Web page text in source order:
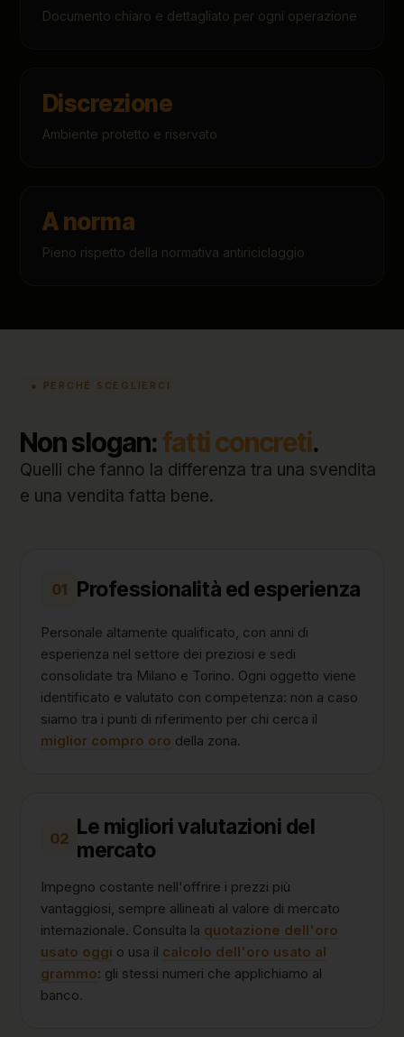
Documento chiaro e dettagliato per ogni operazione
Discrezione
Ambiente protetto e riservato
A norma
Pieno rispetto della normativa antiriciclaggio
● PERCHÉ SCEGLIERCI
Non slogan:fatti concreti.
Quelli che fanno la differenza tra una svendita
e una vendita fatta bene.
01 Professionalità ed esperienza
Personale altamente qualificato, con anni di
esperienza nel settore dei preziosi e sedi
consolidate tra Milano e Torino. Ogni oggetto viene
identificato e valutato con competenza: non a caso
siamo tra i punti di riferimento per chi cerca il
miglior compro oro della zona.
02 Le migliori valutazioni del
mercato
Impegno costante nell'offrire i prezzi più
vantaggiosi, sempre allineati al valore di mercato
internazionale. Consulta la quotazione dell'oro
usato oggi o usa il calcolo dell'oro usato al
grammo: gli stessi numeri che applichiamo al
banco.